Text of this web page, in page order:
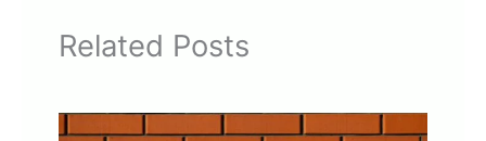
Related Posts